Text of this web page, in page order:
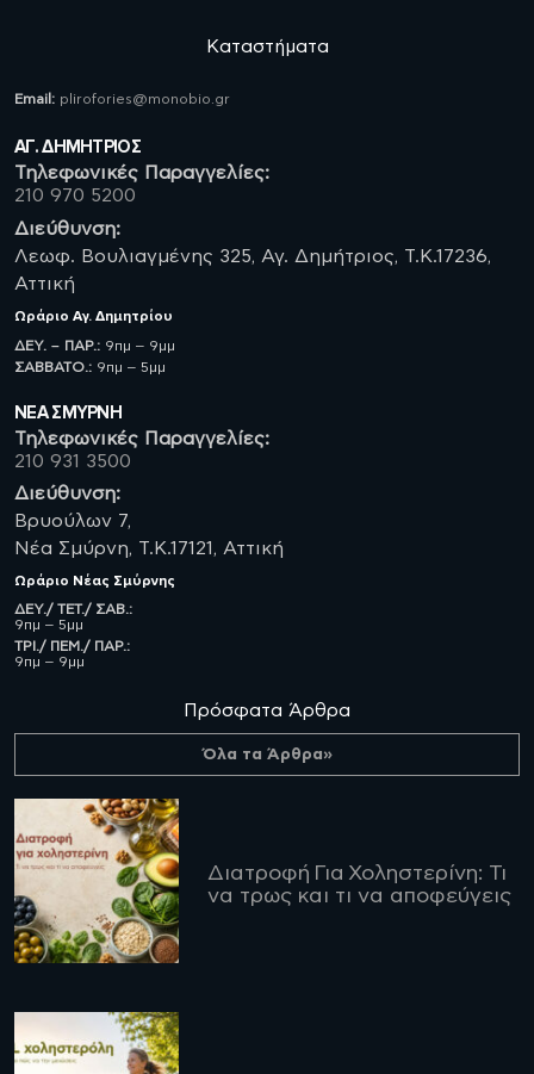
Καταστήματα
Email: plirofories@monobio.gr
ΑΓ. ΔΗΜΗΤΡΙΟΣ
Τηλεφωνικές Παραγγελίες:
210 970 5200
Διεύθυνση:
Λεωφ. Βουλιαγμένης 325, Αγ. Δημήτριος, Τ.Κ.17236,
Αττική
Ωράριο Αγ. Δημητρίου
ΔΕΥ. – ΠΑΡ.: 9πμ – 9μμ
ΣΑΒBATO.: 9πμ – 5μμ
ΝΈΑ ΣΜΥΡΝΗ
Τηλεφωνικές Παραγγελίες:
210 931 3500
Διεύθυνση:
Βρυούλων 7,
Νέα Σμύρνη, Τ.Κ.17121, Αττική
Ωράριο Νέας Σμύρνης
ΔΕΥ./ ΤΕΤ./ ΣΑΒ.:
9πμ – 5μμ
ΤΡΙ./ ΠΕΜ./ ΠΑΡ.:
9πμ – 9μμ
Πρόσφατα Άρθρα
Όλα τα Άρθρα»
Διατροφή Για Χοληστερίνη: Τι
να τρως και τι να αποφεύγεις